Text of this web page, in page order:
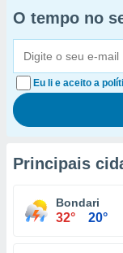
O tempo no
Eu li e aceito a
Principais
Bondari
32° 20°